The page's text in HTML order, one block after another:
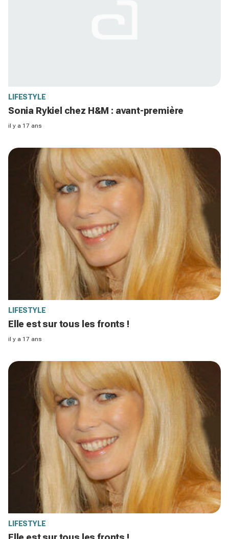
LIFESTYLE
Sonia Rykiel chez H&M : avant-première
il y a 17 ans
LIFESTYLE
Elle est sur tous les fronts !
il y a 17 ans
LIFESTYLE